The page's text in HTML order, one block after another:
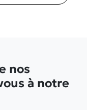
nos
à notre